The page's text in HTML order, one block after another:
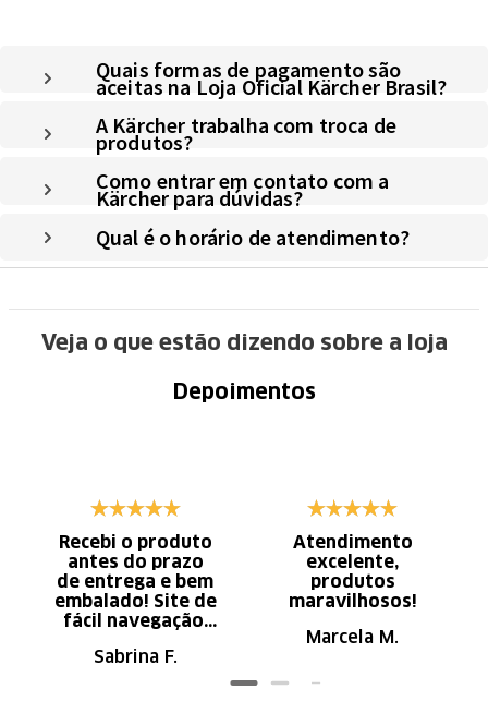
Quais formas de pagamento são
aceitas na Loja Oficial Kärcher Brasil?
A Kärcher trabalha com troca de
produtos?
Como entrar em contato com a
Kärcher para dúvidas?
Qual é o horário de atendimento?
Veja o que estão dizendo sobre a loja
Depoimentos
Recebi o produto
antes do prazo
de entrega e bem
embalado! Site de
fácil navegação.
Sabrina F.
Atendimento
excelente,
produtos
maravilhosos!
Marcela M.